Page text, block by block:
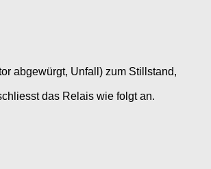
abgewürgt, Unfall) zum Stillstand,
das Relais wie folgt an.